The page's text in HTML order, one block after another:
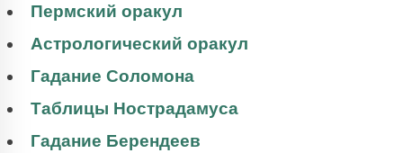
Пермский оракул
Астрологический оракул
Гадание Соломона
Таблицы Нострадамуса
Гадание Берендеев